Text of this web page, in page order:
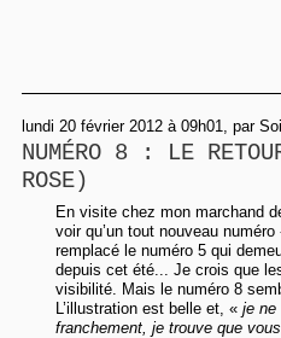
lundi 20 février 2012 à 09h01, par
NUMÉRO 8 : LE
ROSE)
En visite chez mon marchand
voir qu’un tout nouveau
remplacé le numéro 5 qui
depuis cet été... Je crois que
visibilité. Mais le numéro 8
L’illustration est belle et, « je ne
franchement, je trouve que